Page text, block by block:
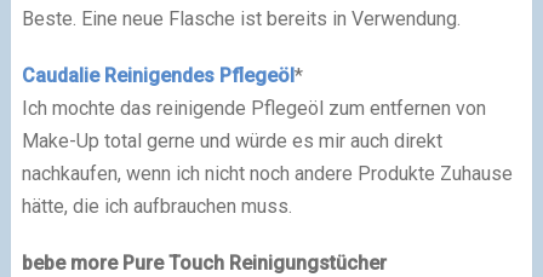
Beste. Eine neue Flasche ist bereits in Verwendung.
Caudalie Reinigendes Pflegeöl*
Ich mochte das reinigende Pflegeöl zum entfernen von
Make-Up total gerne und würde es mir auch direkt
nachkaufen, wenn ich nicht noch andere Produkte Zuhause
hätte, die ich aufbrauchen muss.
bebe more Pure Touch Reinigungstücher